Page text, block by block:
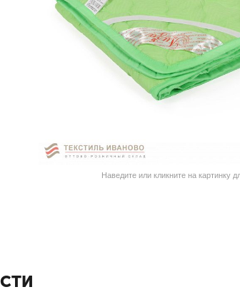
Наведите или кликните на картинку